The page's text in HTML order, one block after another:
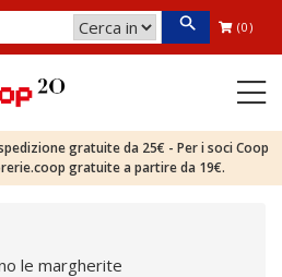
(0)
gratuite da 25€ - Per i soci Coop
gratuite a partire da 19€.
le margherite